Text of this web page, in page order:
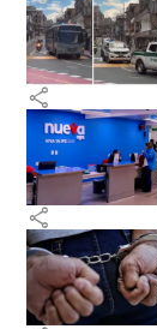
share
share